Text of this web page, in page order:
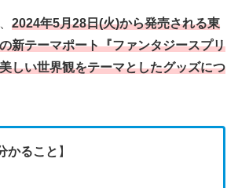
2024年5月28日(火)から発売される東
新テーマポート『ファンタジースプリ
しい世界観をテーマとしたグッズにつ
かること 】